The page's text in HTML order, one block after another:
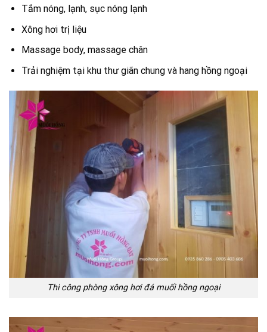
Tắm nóng, lạnh, sục nóng lạnh
Xông hơi trị liệu
Massage body, massage chân
Trải nghiệm tại khu thư giãn chung và hang hồng ngoại
Thi công phòng xông hơi đá muối hồng ngoại